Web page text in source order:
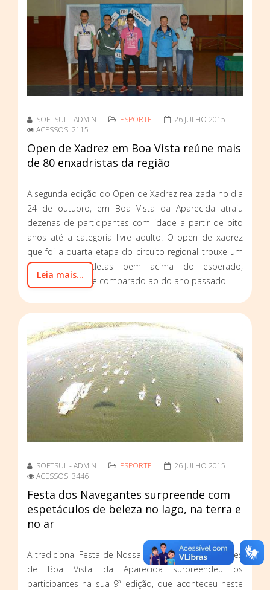
SOFTSUL - ADMIN ESPORTE
26 JULHO 2015
ACESSOS: 2115
Open de Xadrez em Boa Vista reúne mais
de 80 enxadristas da região
A segunda edição do Open de Xadrez realizada no dia
24 de outubro, em Boa Vista da Aparecida atraiu
dezenas de participantes com idade a partir de oito
anos até a categoria livre adulto. O open de xadrez
que foi a quarta etapa do circuito regional trouxe um
número de atletas bem acima do esperado,
principalmente se comparado ao do ano passado.
Leia mais...
SOFTSUL - ADMIN ESPORTE
26 JULHO 2015
ACESSOS: 3446
Festa dos Navegantes surpreende com
espetáculos de beleza no lago, na terra e
no ar
A tradicional Festa de Nossa Senhora dos Navegantes
de Boa Vista da Aparecida surpreendeu os
participantes na sua 9ª edição, que aconteceu neste